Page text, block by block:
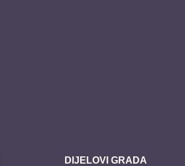
DIJELOVI GRADA